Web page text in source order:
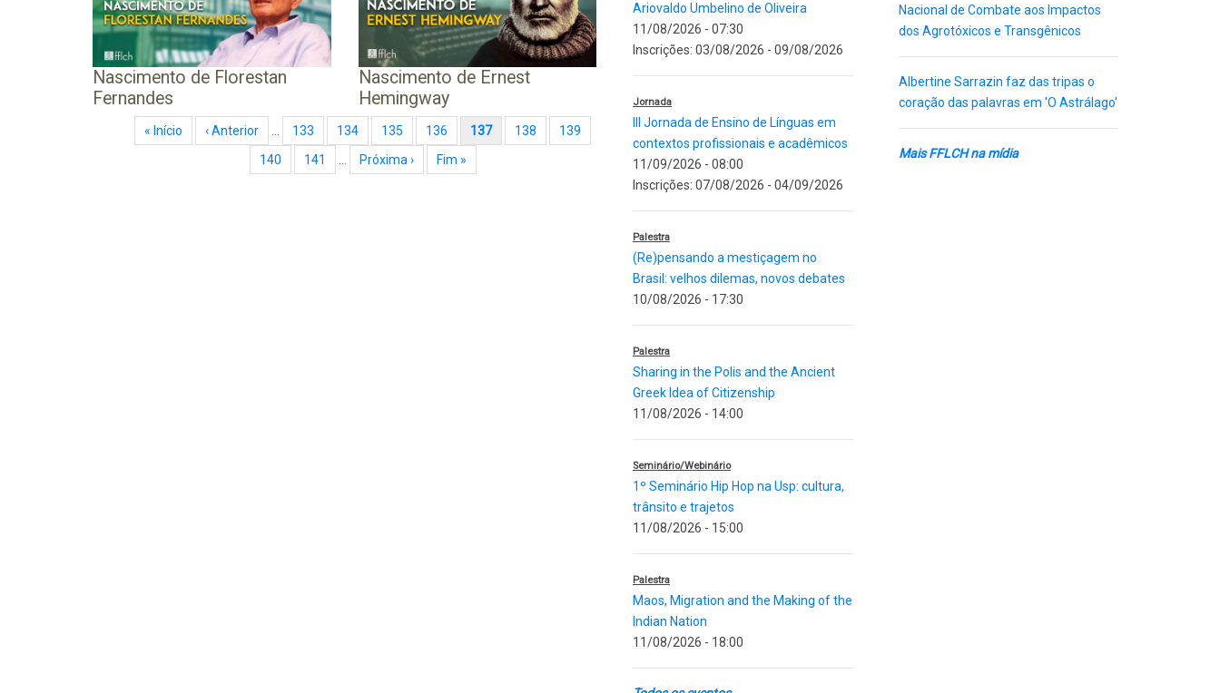
Nascimento de Florestan
Fernandes
Nascimento de Ernest
Hemingway
Paginação
Primeira página
« Início Página anterior
‹ Anterior Page
133 Page
134 Page
135 Page
136 Página atual
137 Page
138 Page
139
Page
140 Page
141 Próxima página
Próxima › Última página
Fim »
Ariovaldo Umbelino de Oliveira
11/08/2026 - 07:30
Inscrições: 03/08/2026 - 09/08/2026
Jornada
III Jornada de Ensino de Línguas em
contextos profissionais e acadêmicos
11/09/2026 - 08:00
Inscrições: 07/08/2026 - 04/09/2026
Palestra
(Re)pensando a mestiçagem no
Brasil: velhos dilemas, novos debates
10/08/2026 - 17:30
Palestra
Sharing in the Polis and the Ancient
Greek Idea of Citizenship
11/08/2026 - 14:00
Seminário/Webinário
1º Seminário Hip Hop na Usp: cultura,
trânsito e trajetos
11/08/2026 - 15:00
Palestra
Maos, Migration and the Making of the
Indian Nation
11/08/2026 - 18:00
Nacional de Combate aos Impactos
dos Agrotóxicos e Transgênicos
Albertine Sarrazin faz das tripas o
coração das palavras em 'O Astrálago'
Mais FFLCH na mídia